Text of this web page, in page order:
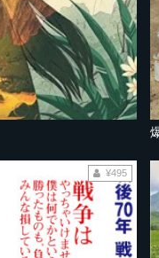
¥495